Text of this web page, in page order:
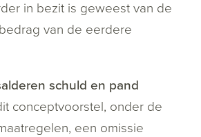
in bezit is geweest van de
van de eerdere
schuld en pand
conceptvoorstel, onder de
een omissie